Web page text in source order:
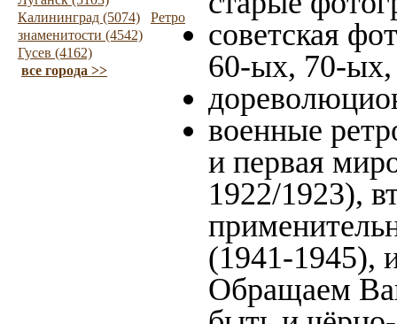
Калининград (5074)
Ретро
знаменитости (4542)
Гусев (4162)
все города >>
советская
60-ых, 70-ых,
военные
и первая
1922/1923),
(1941-1945),
Обращаем